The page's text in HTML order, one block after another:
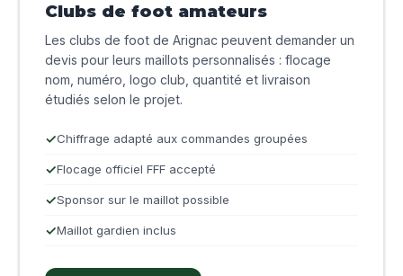
Clubs de foot amateurs
Les clubs de foot de Arignac peuvent demander un
devis pour leurs maillots personnalisés : flocage
nom, numéro, logo club, quantité et livraison
étudiés selon le projet.
Chiffrage adapté aux commandes groupées
Flocage officiel FFF accepté
Sponsor sur le maillot possible
Maillot gardien inclus